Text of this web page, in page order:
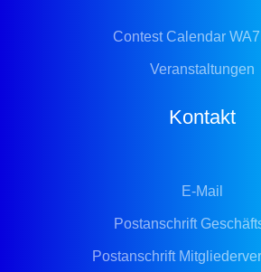
Contest Calendar
Veranstaltungen
Kontakt
E-Mail
Postanschrift
Postanschrift